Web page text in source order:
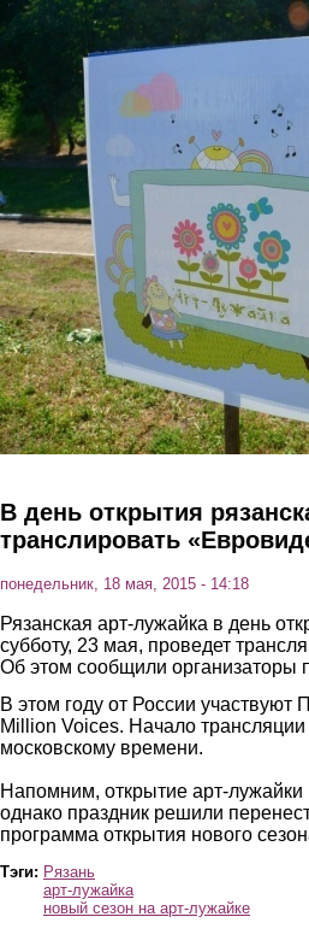
Перейти к основному содержанию
В день открытия
транслировать
понедельник, 18 мая, 2015 - 14:18
Рязанская арт-лужайка в день
субботу, 23 мая, проведет
Об этом сообщили организаторы
В этом году от России участвуют
Million Voices. Начало
московскому времени.
Напомним, открытие арт-
однако праздник решили
программа открытия нового
Тэги: Рязань
арт-лужайка
новый сезон на арт-лужайке